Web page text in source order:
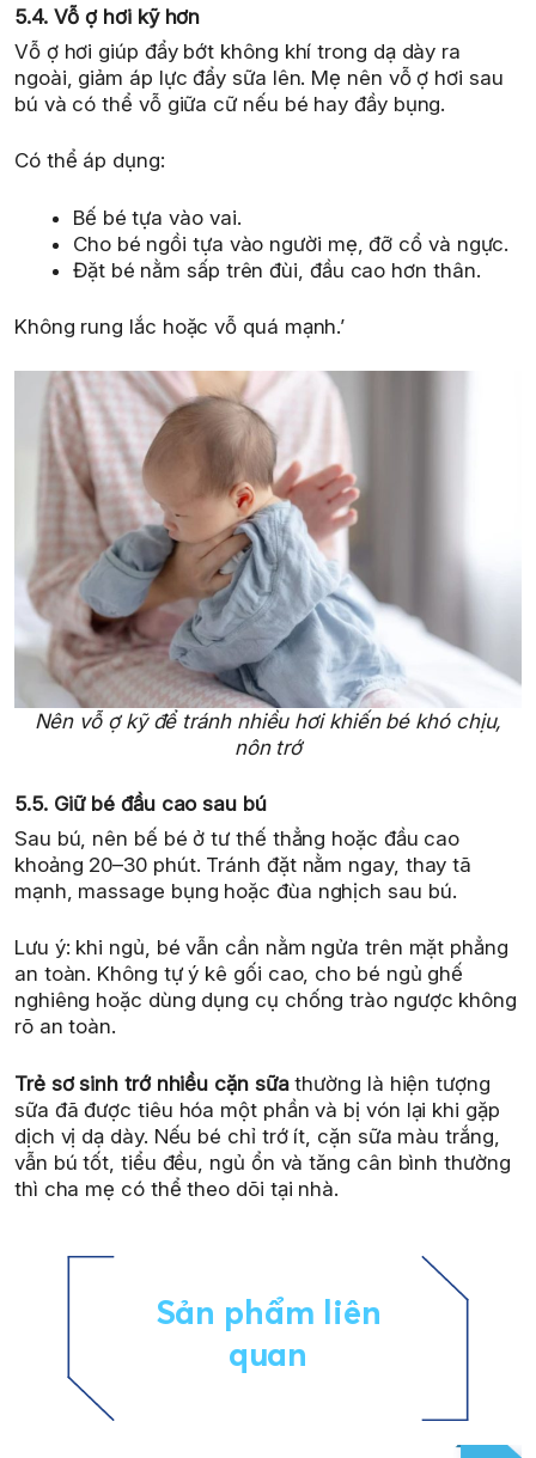
5.4. Vỗ ợ hơi kỹ hơn
Vỗ ợ hơi giúp đẩy bớt không khí trong dạ dày ra
ngoài, giảm áp lực đẩy sữa lên. Mẹ nên vỗ ợ hơi sau
bú và có thể vỗ giữa cữ nếu bé hay đầy bụng.
Có thể áp dụng:
Bế bé tựa vào vai.
Cho bé ngồi tựa vào người mẹ, đỡ cổ và ngực.
Đặt bé nằm sấp trên đùi, đầu cao hơn thân.
Không rung lắc hoặc vỗ quá mạnh.’
Nên vỗ ợ kỹ để tránh nhiều hơi khiến bé khó chịu,
nôn trớ
5.5. Giữ bé đầu cao sau bú
Sau bú, nên bế bé ở tư thế thẳng hoặc đầu cao
khoảng 20–30 phút. Tránh đặt nằm ngay, thay tã
mạnh, massage bụng hoặc đùa nghịch sau bú.
Lưu ý: khi ngủ, bé vẫn cần nằm ngửa trên mặt phẳng
an toàn. Không tự ý kê gối cao, cho bé ngủ ghế
nghiêng hoặc dùng dụng cụ chống trào ngược không
rõ an toàn.
Trẻ sơ sinh trớ nhiều cặn sữathường là hiện tượng
sữa đã được tiêu hóa một phần và bị vón lại khi gặp
dịch vị dạ dày. Nếu bé chỉ trớ ít, cặn sữa màu trắng,
vẫn bú tốt, tiểu đều, ngủ ổn và tăng cân bình thường
thì cha mẹ có thể theo dõi tại nhà.
Sản phẩm liên
quan